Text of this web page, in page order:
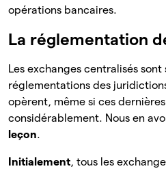
opérations bancaires.
La réglementation
Les exchanges centralisés sont
réglementations des
opèrent, même si ces
considérablement. Nous en
leçon.
Initialement, tous les